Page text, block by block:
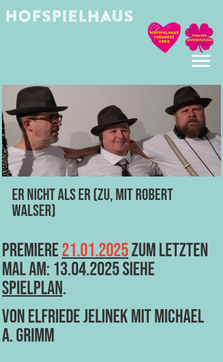
Er nicht als er (zu, mit Robert
Walser)
Premiere21.01.2025zum letzten
Mal am: 13.04.2025 siehe
Spielplan.
von Elfriede Jelinek mit Michael
A. Grimm